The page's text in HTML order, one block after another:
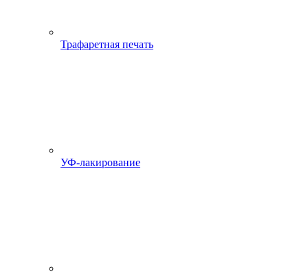
Трафаретная печать
УФ-лакирование